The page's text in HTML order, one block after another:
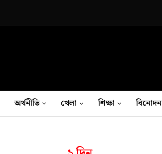
অর্থনীতি খেলা শিক্ষা বিনোদন